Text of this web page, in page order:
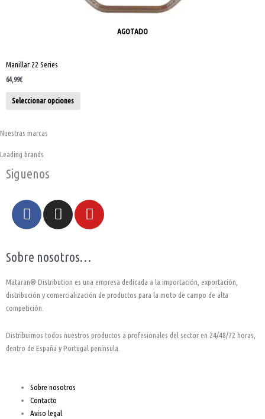
AGOTADO
Manillar 22 Series
64,99€
Seleccionar opciones
Nuestras marcas
Leading brands
Siguenos
F
a
e
b
o
o
k
f
I
n
t
a
g
r
Y
o
u
b
e
Sobre nosotros…
Mataran® Distribution es una empresa dedicada a la importación, exportación,
distribución y comercialización de productos para la moto de campo de alta
competición.
Distribuimos todos nuestros productos a profesionales del sector en 24/48/72 horas,
dentro de España y Portugal península.
Sobre nosotros
Contacto
Aviso legal